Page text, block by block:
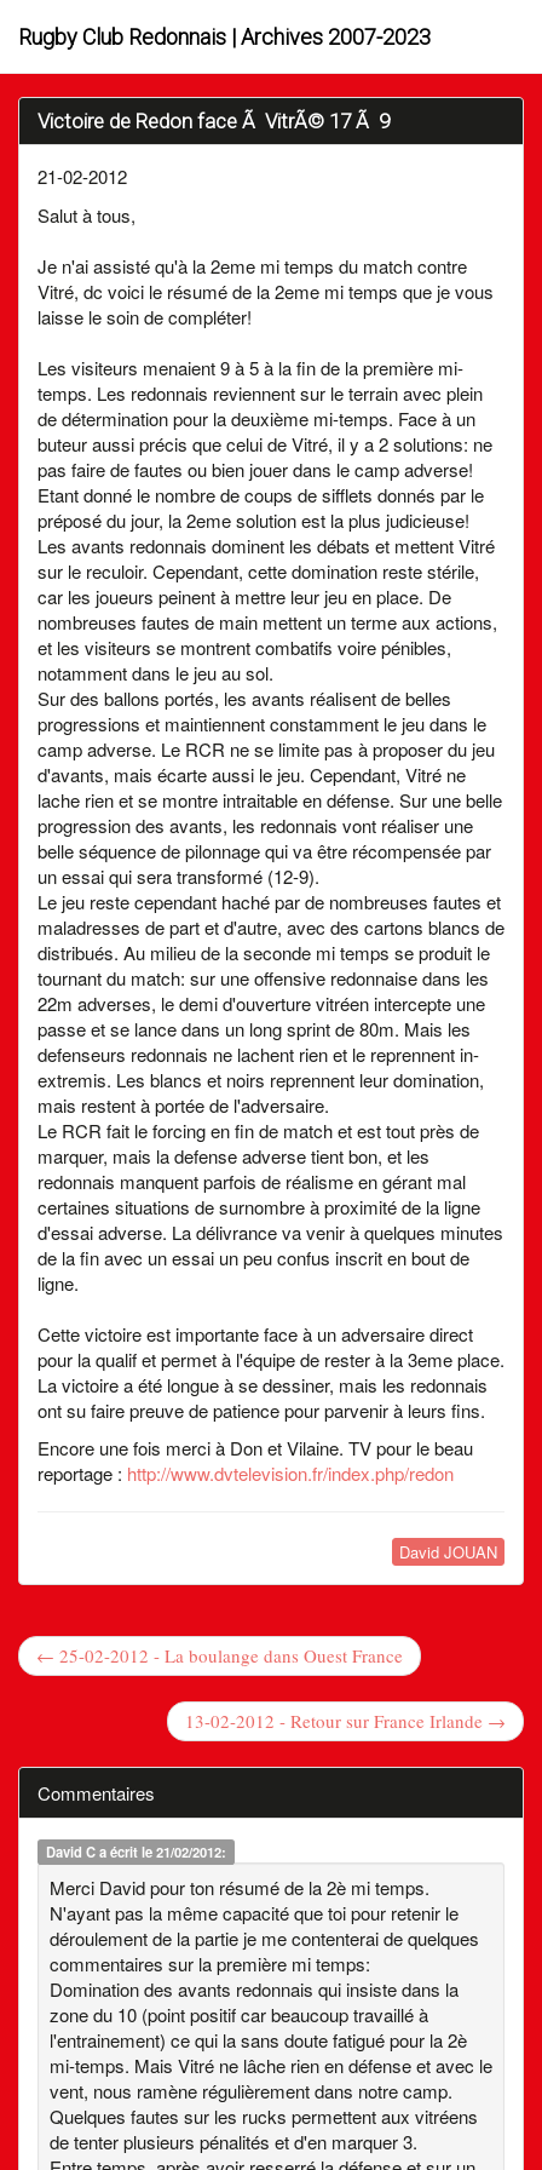
Rugby Club Redonnais | Archives 2007-2023
Victoire de Redon face Ã VitrÃ© 17 Ã 9
21-02-2012
Salut à tous,
Je n'ai assisté qu'à la 2eme mi temps du match contre
Vitré, dc voici le résumé de la 2eme mi temps que je vous
laisse le soin de compléter!
Les visiteurs menaient 9 à 5 à la fin de la première mi-
temps. Les redonnais reviennent sur le terrain avec plein
de détermination pour la deuxième mi-temps. Face à un
buteur aussi précis que celui de Vitré, il y a 2 solutions: ne
pas faire de fautes ou bien jouer dans le camp adverse!
Etant donné le nombre de coups de sifflets donnés par le
préposé du jour, la 2eme solution est la plus judicieuse!
Les avants redonnais dominent les débats et mettent Vitré
sur le reculoir. Cependant, cette domination reste stérile,
car les joueurs peinent à mettre leur jeu en place. De
nombreuses fautes de main mettent un terme aux actions,
et les visiteurs se montrent combatifs voire pénibles,
notamment dans le jeu au sol.
Sur des ballons portés, les avants réalisent de belles
progressions et maintiennent constamment le jeu dans le
camp adverse. Le RCR ne se limite pas à proposer du jeu
d'avants, mais écarte aussi le jeu. Cependant, Vitré ne
lache rien et se montre intraitable en défense. Sur une belle
progression des avants, les redonnais vont réaliser une
belle séquence de pilonnage qui va être récompensée par
un essai qui sera transformé (12-9).
Le jeu reste cependant haché par de nombreuses fautes et
maladresses de part et d'autre, avec des cartons blancs de
distribués. Au milieu de la seconde mi temps se produit le
tournant du match: sur une offensive redonnaise dans les
22m adverses, le demi d'ouverture vitréen intercepte une
passe et se lance dans un long sprint de 80m. Mais les
defenseurs redonnais ne lachent rien et le reprennent in-
extremis. Les blancs et noirs reprennent leur domination,
mais restent à portée de l'adversaire.
Le RCR fait le forcing en fin de match et est tout près de
marquer, mais la defense adverse tient bon, et les
redonnais manquent parfois de réalisme en gérant mal
certaines situations de surnombre à proximité de la ligne
d'essai adverse. La délivrance va venir à quelques minutes
de la fin avec un essai un peu confus inscrit en bout de
ligne.
Cette victoire est importante face à un adversaire direct
pour la qualif et permet à l'équipe de rester à la 3eme place.
La victoire a été longue à se dessiner, mais les redonnais
ont su faire preuve de patience pour parvenir à leurs fins.
Encore une fois merci à Don et Vilaine. TV pour le beau
reportage : http://www.dvtelevision.fr/index.php/redon
David JOUAN
← 25-02-2012 - La boulange dans Ouest France
13-02-2012 - Retour sur France Irlande →
Commentaires
David Ca écrit le 21/02/2012:
Merci David pour ton résumé de la 2è mi temps.
N'ayant pas la même capacité que toi pour retenir le
déroulement de la partie je me contenterai de quelques
commentaires sur la première mi temps:
Domination des avants redonnais qui insiste dans la
zone du 10 (point positif car beaucoup travaillé à
l'entrainement) ce qui la sans doute fatigué pour la 2è
mi-temps. Mais Vitré ne lâche rien en défense et avec le
vent, nous ramène régulièrement dans notre camp.
Quelques fautes sur les rucks permettent aux vitréens
de tenter plusieurs pénalités et d'en marquer 3.